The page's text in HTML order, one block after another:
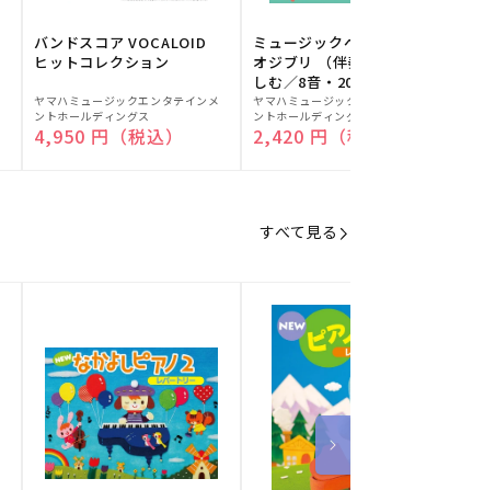
バンドスコア VOCALOID
ヒットコレクション
販
売
元:
ヤマハミュージックエンタテインメ
ントホールディングス
通常価格
4,950 円（税込）
ミュージックベルでスタジ
オジブリ （伴奏音源と楽
しむ／8音・20音ベル対応
／ドレミふりがな付）
販
売
元:
ヤマハミュージックエンタテインメ
ントホールディングス
通常価格
2,420 円（税込）
すべて見る